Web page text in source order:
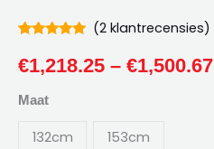
5.00
uit 5
gebaseerd
Klantbeoordelingen
(2klantrecensies)
€1,218.25 – €1,500.67
Maat
132cm 153cm
hoeveelheid